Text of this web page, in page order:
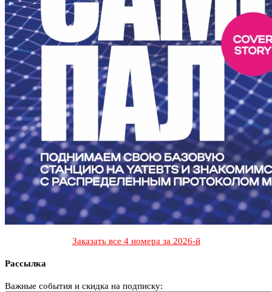
Заказать все 4 номера за 2026-й
Рассылка
Важные события и скидка на подписку: